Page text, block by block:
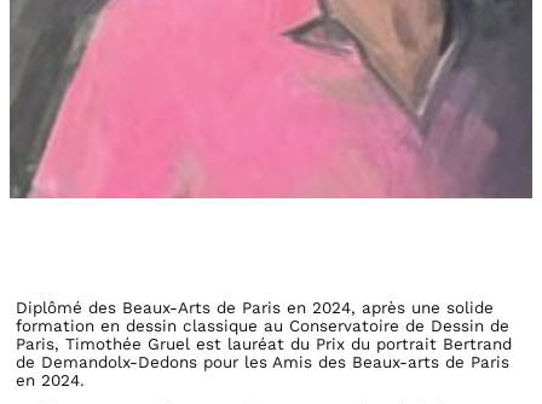
Diplômé des Beaux-Arts de Paris en 2024, après une solide
formation en dessin classique au Conservatoire de Dessin de
Paris, Timothée Gruel est lauréat du Prix du portrait Bertrand
de Demandolx-Dedons pour les Amis des Beaux-arts de Paris
en 2024.